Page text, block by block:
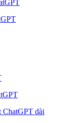
ChatGPT dài